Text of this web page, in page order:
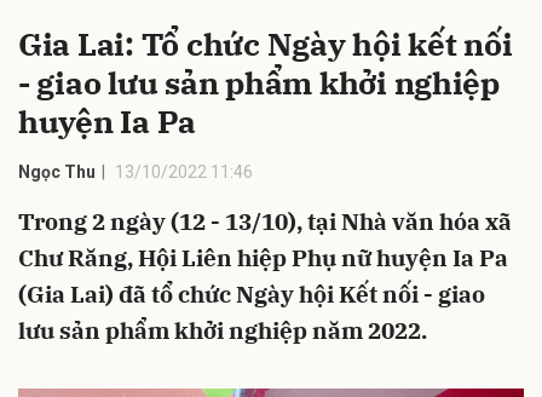
Gia Lai: Tổ chức Ngày hội kết nối
- giao lưu sản phẩm khởi nghiệp
huyện Ia Pa
Ngọc Thu 13/10/2022 11:46
Trong 2 ngày (12 - 13/10), tại Nhà văn hóa xã
Chư Răng, Hội Liên hiệp Phụ nữ huyện Ia Pa
(Gia Lai) đã tổ chức Ngày hội Kết nối - giao
lưu sản phẩm khởi nghiệp năm 2022.